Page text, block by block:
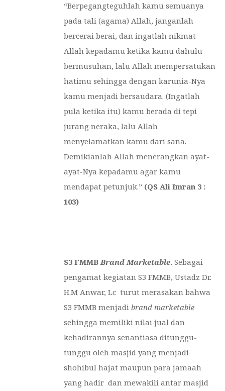
“Berpegangteguhlah kamu semuanya
pada tali (agama) Allah, janganlah
bercerai berai, dan ingatlah nikmat
Allah kepadamu ketika kamu dahulu
bermusuhan, lalu Allah mempersatukan
hatimu sehingga dengan karunia-Nya
kamu menjadi bersaudara. (Ingatlah
pula ketika itu) kamu berada di tepi
jurang neraka, lalu Allah
menyelamatkan kamu dari sana.
Demikianlah Allah menerangkan ayat-
ayat-Nya kepadamu agar kamu
mendapat petunjuk.” (QS Ali Imran 3 :
103)
S3 FMMBBrand Marketable. Sebagai
pengamat kegiatan S3 FMMB, Ustadz Dr.
H.M Anwar, Lc turut merasakan bahwa
S3 FMMB menjadi brand marketable
sehingga memiliki nilai jual dan
kehadirannya senantiasa ditunggu-
tunggu oleh masjid yang menjadi
shohibul hajat maupun para jamaah
yang hadir dan mewakili antar masjid